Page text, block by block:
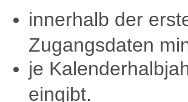
innerhalb der
Zugangsdaten
je
eingibt.